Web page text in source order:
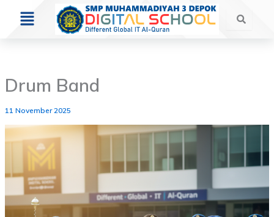
Menu
Drum Band
11 November 2025